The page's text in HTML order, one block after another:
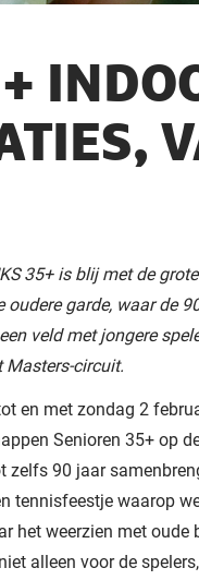
35+ is blij met de
oudere garde, waar de
veld met jongere
circuit.
en met zondag 2
Senioren 35+ op
zelfs 90 jaar
tennisfeestje waarop
het weerzien met oude
alleen voor de